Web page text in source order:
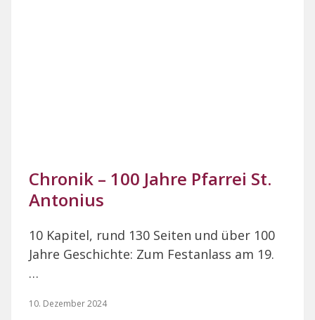
Chronik – 100 Jahre Pfarrei St.
Antonius
10 Kapitel, rund 130 Seiten und über 100
Jahre Geschichte: Zum Festanlass am 19.
…
10. Dezember 2024